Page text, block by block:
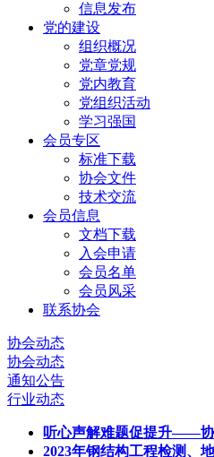
信息发布
党的建设
组织概况
党章党规
党内教育
党组织活动
学习强国
会员专区
标准下载
协会文件
技术交流
会员信息
文档下载
入会申请
会员名单
会员风采
联系协会
协会动态
协会动态
通知公告
行业动态
听心声解难题促提升——
2023年钢结构工程检测、